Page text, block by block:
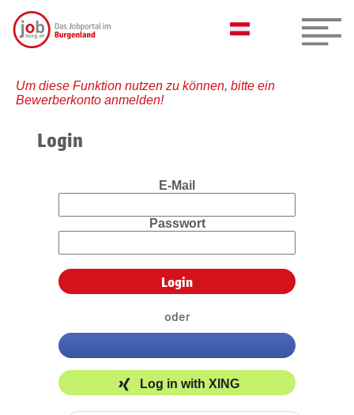
Um diese Funktion nutzen zu können, bitte ein
Bewerberkonto anmelden!
Login
E-Mail
Passwort
oder
Log in with XING